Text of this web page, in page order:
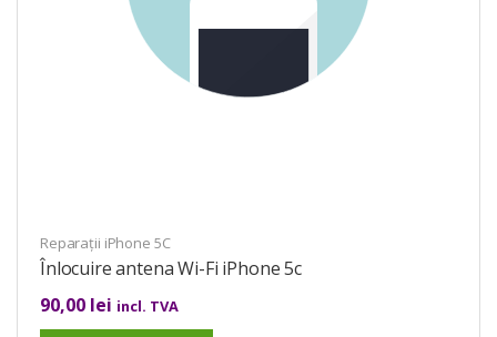
Reparații iPhone 5C
Înlocuire antena Wi-Fi iPhone 5c
90,00 lei incl. TVA